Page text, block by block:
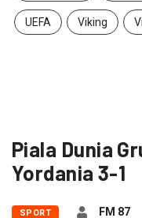
UEFA Viking
Piala Dunia
Yordania 3-1
SPORT FM 87